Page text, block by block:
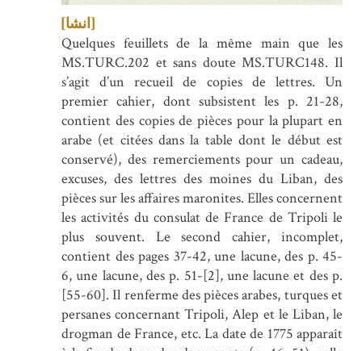
[انشا]
Quelques feuillets de la même main que les
MS.TURC.202 et sans doute MS.TURC148. Il
s’agit d’un recueil de copies de lettres. Un
premier cahier, dont subsistent les p. 21-28,
contient des copies de pièces pour la plupart en
arabe (et citées dans la table dont le début est
conservé), des remerciements pour un cadeau,
excuses, des lettres des moines du Liban, des
pièces sur les affaires maronites. Elles concernent
les activités du consulat de France de Tripoli le
plus souvent. Le second cahier, incomplet,
contient des pages 37-42, une lacune, des p. 45-
6, une lacune, des p. 51-[2], une lacune et des p.
[55-60]. Il renferme des pièces arabes, turques et
persanes concernant Tripoli, Alep et le Liban, le
drogman de France, etc. La date de 1775 apparaît